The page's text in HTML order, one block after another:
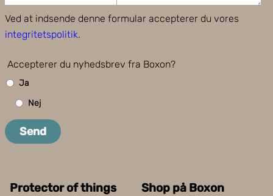
Ved at indsende denne formular accepterer du vores
integritetspolitik.
Accepterer du nyhedsbrev fra Boxon?
Ja
Nej
Send
Protector of things Shop på Boxon